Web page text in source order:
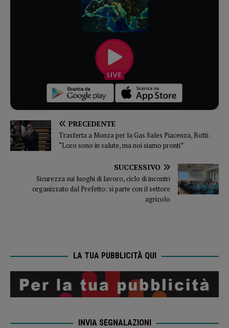
PRECEDENTE
Trasferta a Monza per la Gas Sales Piacenza, Botti:
“Loro sono in salute, ma noi siamo pronti”
SUCCESSIVO
Sicurezza sui luoghi di lavoro, ciclo di incontri
organizzato dal Prefetto: si parte con il settore
agricolo
LA TUA PUBBLICITÀ QUI
INVIA SEGNALAZIONI